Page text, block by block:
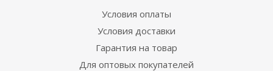
Условия оплаты
Условия доставки
Гарантия на товар
Для оптовых покупателей